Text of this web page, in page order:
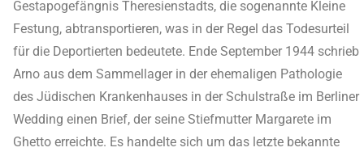
Gestapogefängnis Theresienstadts, die sogenannte Kleine
Festung, abtransportieren, was in der Regel das Todesurteil
für die Deportierten bedeutete. Ende September 1944 schrieb
Arno aus dem Sammellager in der ehemaligen Pathologie
des Jüdischen Krankenhauses in der Schulstraße im Berliner
Wedding einen Brief, der seine Stiefmutter Margarete im
Ghetto erreichte. Es handelte sich um das letzte bekannte